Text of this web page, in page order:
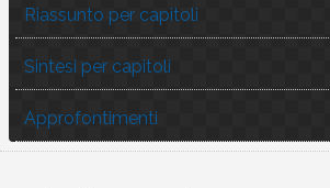
Riassunto per capitoli
Sintesi per capitoli
Approfontimenti